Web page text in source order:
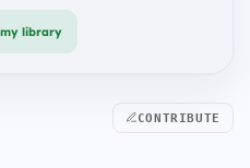
my library
CONTRIBUTE